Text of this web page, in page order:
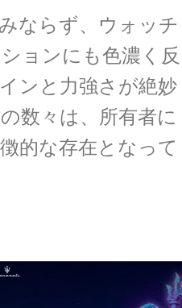
ならず、ウォッチ
ョンにも色濃く反
ンと力強さが絶妙
数々は、所有者に
的な存在となって